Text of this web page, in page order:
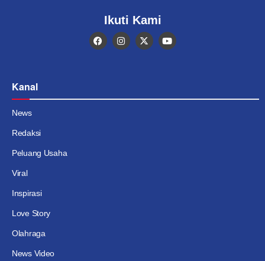
Ikuti Kami
Kanal
News
Redaksi
Peluang Usaha
Viral
Inspirasi
Love Story
Olahraga
News Video